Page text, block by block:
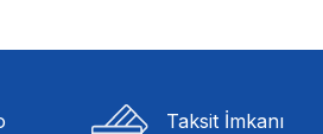
Taksit İmkanı